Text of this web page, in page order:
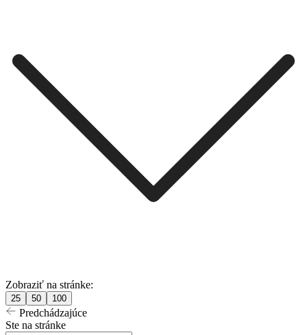
Zobraziť na stránke:
25 50 100
Predchádzajúce
Ste na stránke